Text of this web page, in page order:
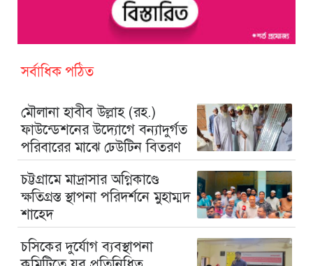
সর্বাধিক পঠিত
মৌলানা হাবীব উল্লাহ (রহ.)
ফাউন্ডেশনের উদ্যোগে বন্যাদুর্গত
পরিবারের মাঝে ঢেউটিন বিতরণ
চট্টগ্রামে মাদ্রাসার অগ্নিকাণ্ডে
ক্ষতিগ্রস্ত স্থাপনা পরিদর্শনে মুহাম্মদ
শাহেদ
চসিকের দুর্যোগ ব্যবস্থাপনা